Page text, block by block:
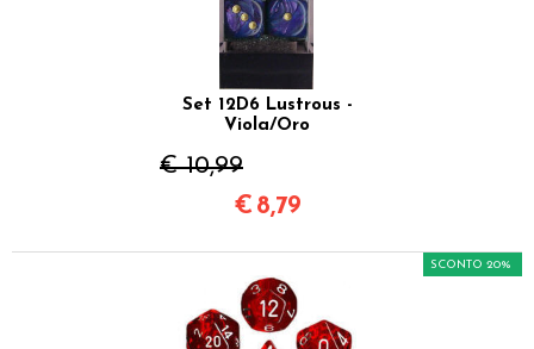
Set 12D6 Lustrous -
Viola/Oro
€ 10,99
€ 8,79
SCONTO 20%